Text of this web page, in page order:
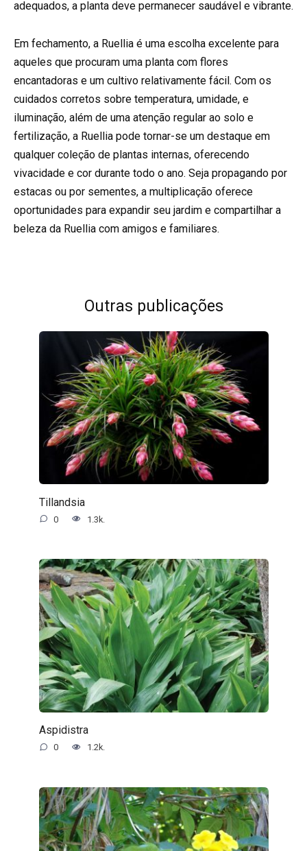
adequados, a planta deve permanecer saudável e vibrante.
Em fechamento, a Ruellia é uma escolha excelente para
aqueles que procuram uma planta com flores
encantadoras e um cultivo relativamente fácil. Com os
cuidados corretos sobre temperatura, umidade, e
iluminação, além de uma atenção regular ao solo e
fertilização, a Ruellia pode tornar-se um destaque em
qualquer coleção de plantas internas, oferecendo
vivacidade e cor durante todo o ano. Seja propagando por
estacas ou por sementes, a multiplicação oferece
oportunidades para expandir seu jardim e compartilhar a
beleza da Ruellia com amigos e familiares.
Outras publicações
Tillandsia
0 1.3k.
Aspidistra
0 1.2k.